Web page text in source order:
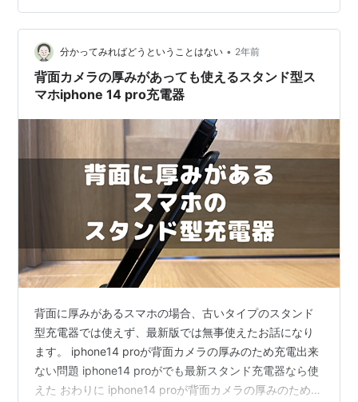
分かってみればどうということはない • 2年前
背面カメラの厚みがあっても使えるスタンド型ス
マホiphone 14 pro充電器
背面に厚みがあるスマホの場合、古いタイプのスタンド
型充電器では使えず、最新版では無事使えたお話になり
ます。 iphone14 proが背面カメラの厚みのため充電出来
ない問題 iphone14 proがでも最新スタンド充電器なら使
えた おわりに iphone14 proが背面カメラの厚みのため充